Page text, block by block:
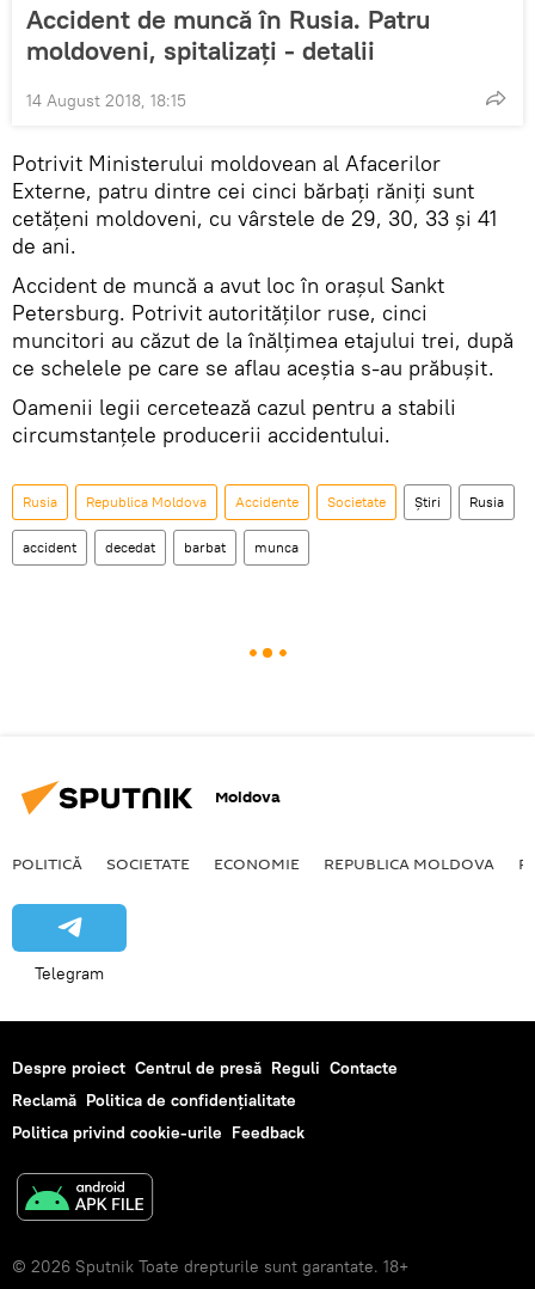
Accident de muncă în Rusia. Patru
moldoveni, spitalizați - detalii
14 August 2018, 18:15
Potrivit Ministerului moldovean al Afacerilor
Externe, patru dintre cei cinci bărbați răniți sunt
cetățeni moldoveni, cu vârstele de 29, 30, 33 și 41
de ani.
Accident de muncă a avut loc în orașul Sankt
Petersburg. Potrivit autorităților ruse, cinci
muncitori au căzut de la înălțimea etajului trei, după
ce schelele pe care se aflau aceștia s-au prăbușit.
Oamenii legii cercetează cazul pentru a stabili
circumstanțele producerii accidentului.
Rusia Republica Moldova Accidente Societate Știri Rusia
accident decedat barbat munca
Moldova
POLITICĂ SOCIETATE ECONOMIE REPUBLICA MOLDOVA
Telegram
Despre proiect Centrul de presă Reguli Contacte
Reclamă Politica de confidențialitate
Politica privind cookie-urile Feedback
© 2026 Sputnik Toate drepturile sunt garantate. 18+